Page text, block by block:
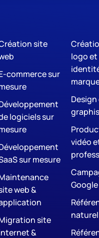
site
commerce sur
logiciels sur
sur mesure
web &
site
&
logo et
Design
vidéo
naturel